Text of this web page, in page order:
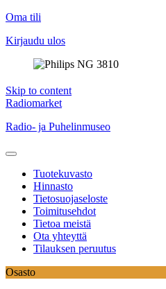
Oma tili
Kirjaudu ulos
Skip to content
Radiomarket
Radio- ja Puhelinmuseo
Tuotekuvasto
Hinnasto
Tietosuojaseloste
Toimitusehdot
Tietoa meistä
Ota yhteyttä
Tilauksen peruutus
Osasto